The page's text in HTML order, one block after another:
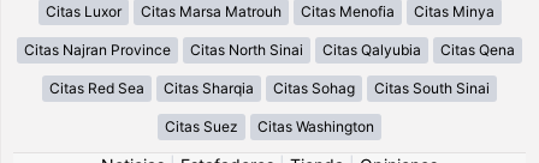
Citas Luxor Citas Marsa Matrouh Citas Menofia Citas Minya
Citas Najran Province Citas North Sinai Citas Qalyubia Citas Qena
Citas Red Sea Citas Sharqia Citas Sohag Citas South Sinai
Citas Suez Citas Washington